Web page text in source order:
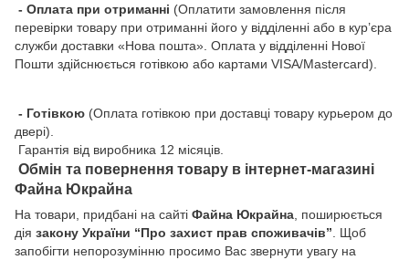
- Оплата при отриманні (Оплатити замовлення після
перевірки товару при отриманні його у відділенні або в кур’єра
служби доставки «Нова пошта». Оплата у відділенні Нової
Пошти здійснюється готівкою або картами VISA/Mastercard).
- Готівкою (Оплата готівкою при доставці товару курьером до
двері).
Гарантія від виробника 12 місяців.
Обмін та повернення товару в інтернет-магазині
Файна Юкрайна
На товари, придбані на сайті Файна Юкрайна , поширюється
дія закону України “Про захист прав споживачів” . Щоб
запобігти непорозумінню просимо Вас звернути увагу на